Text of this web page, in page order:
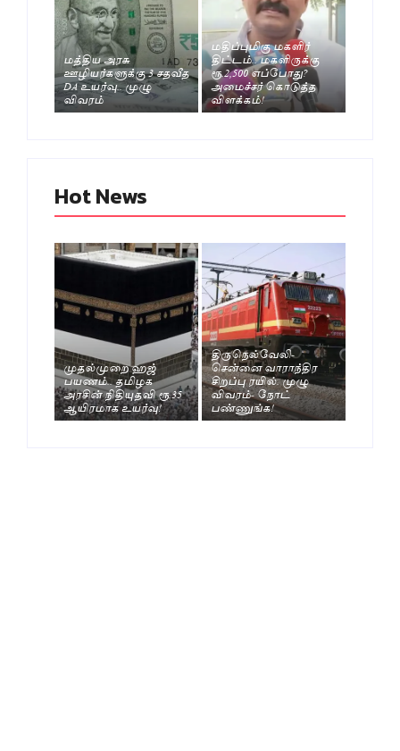
மத்திய அரசு
ஊழியர்களுக்கு 3 சதவீத
DA உயர்வு.. முழு
விவரம்
மதிப்புமிகு மகளிர்
திட்டம்.. மகளிருக்கு
ரூ.2,500 எப்போது?
அமைச்சர் கொடுத்த
விளக்கம்!
Hot News
முதல்முறை ஹஜ்
பயணம்.. தமிழக
அரசின் நிதியுதவி ரூ.35
ஆயிரமாக உயர்வு!
திருநெல்வேலி-
சென்னை வாராந்திர
சிறப்பு ரயில். முழு
விவரம்- நோட்
பண்ணுங்க!